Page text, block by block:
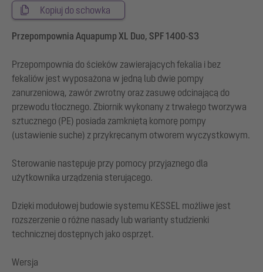
Kopiuj do schowka
Przepompownia Aquapump XL Duo, SPF 1400-S3
Przepompownia do ścieków zawierających fekalia i bez
fekaliów jest wyposażona w jedną lub dwie pompy
zanurzeniową, zawór zwrotny oraz zasuwę odcinającą do
przewodu tłocznego. Zbiornik wykonany z trwałego tworzywa
sztucznego (PE) posiada zamkniętą komorę pompy
(ustawienie suche) z przykręcanym otworem wyczystkowym.
Sterowanie następuje przy pomocy przyjaznego dla
użytkownika urządzenia sterującego.
Dzięki modułowej budowie systemu KESSEL możliwe jest
rozszerzenie o różne nasady lub warianty studzienki
technicznej dostępnych jako osprzęt.
Wersja